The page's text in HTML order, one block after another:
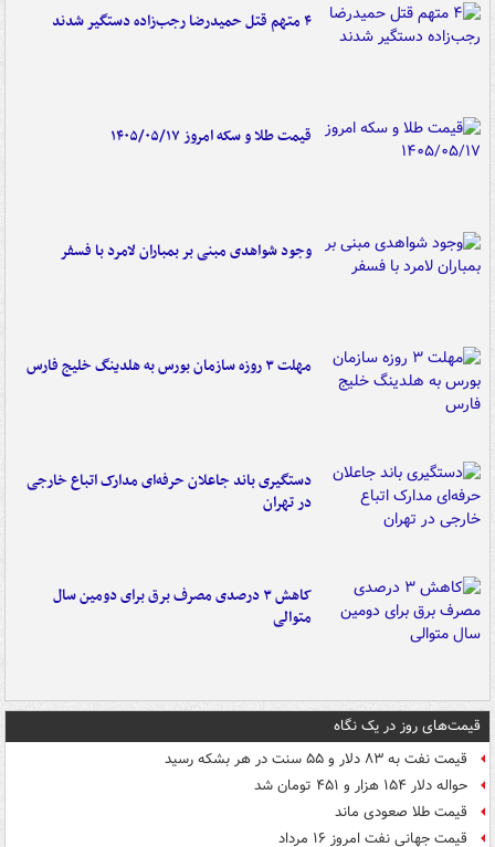
۴ متهم قتل حمیدرضا رجب‌زاده دستگیر شدند
قیمت طلا و سکه امروز ۱۴۰۵/۰۵/۱۷
وجود شواهدی مبنی بر بمباران لامرد با فسفر
مهلت ۳ روزه سازمان بورس به هلدینگ خلیج فارس
دستگیری باند جاعلان حرفه‌ای مدارک اتباع خارجی
در تهران
کاهش ۳ درصدی مصرف برق برای دومین سال
متوالی
قیمت‌های روز در یک نگاه
قیمت نفت به ۸۳ دلار و ۵۵ سنت در هر بشکه رسید
حواله دلار ۱۵۴ هزار و ۴۵۱ تومان شد
قیمت طلا صعودی ماند
قیمت جهانی نفت امروز ۱۶ مرداد